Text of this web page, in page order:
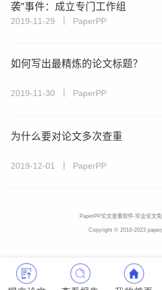
袭”事件：成立专门工作组
2019-11-29 丨 PaperPP
如何写出最精炼的论文标题？
2019-11-30 丨 PaperPP
为什么要对论文多次查重
2019-12-01 丨 PaperPP
PaperPP论文查重软件-毕业论文
Copyright © 2010-2023